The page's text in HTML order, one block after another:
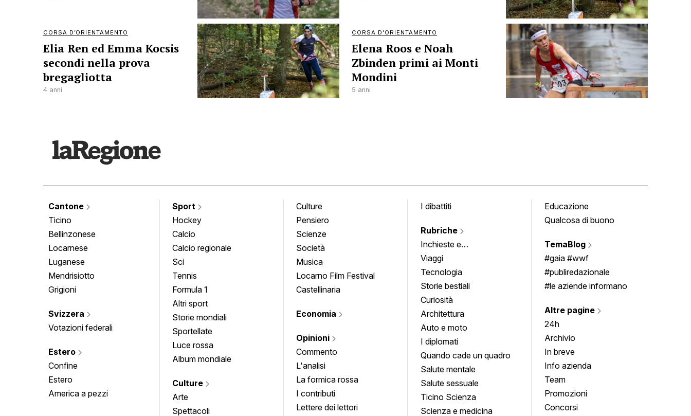
CORSA D’ORIENTAMENTO
Elia Ren ed Emma Kocsis
secondi nella prova
bregagliotta
4 anni
CORSA D'ORIENTAMENTO
Elena Roos e Noah
Zbinden primi ai Monti
Mondini
5 anni
Cantone
Ticino
Bellinzonese
Locarnese
Luganese
Mendrisiotto
Grigioni
Svizzera
Votazioni federali
Estero
Confine
Estero
America a pezzi
Sport
Hockey
Calcio
Calcio regionale
Sci
Tennis
Formula 1
Altri sport
Storie mondiali
Sportellate
Luce rossa
Album mondiale
Culture
Arte
Spettacoli
Culture
Pensiero
Scienze
Società
Musica
Locarno Film Festival
Castellinaria
Economia
Opinioni
Commento
L'analisi
La formica rossa
I contributi
Lettere dei lettori
I dibattiti
Rubriche
Inchieste e
approfondimenti
Viaggi
Tecnologia
Storie bestiali
Curiosità
Architettura
Auto e moto
I diplomati
Quando cade un quadro
Salute mentale
Salute sessuale
Ticino Scienza
Scienza e medicina
Educazione
Qualcosa di buono
TemaBlog
#gaia #wwf
#publiredazionale
#le aziende informano
Altre pagine
24h
Archivio
In breve
Info azienda
Team
Promozioni
Concorsi